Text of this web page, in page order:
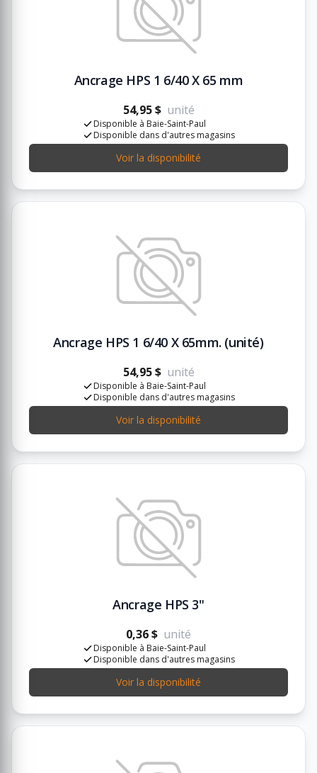
Ancrage HPS 1 6/40 X 65 mm
54,95 $ unité
Disponible à Baie-Saint-Paul
Disponible dans d'autres magasins
Voir la disponibilité
Ancrage HPS 1 6/40 X 65mm. (unité)
54,95 $ unité
Disponible à Baie-Saint-Paul
Disponible dans d'autres magasins
Voir la disponibilité
Ancrage HPS 3"
0,36 $ unité
Disponible à Baie-Saint-Paul
Disponible dans d'autres magasins
Voir la disponibilité